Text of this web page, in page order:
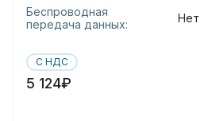
Беспроводная
передача данных:
Нет
С НДС
5 124₽